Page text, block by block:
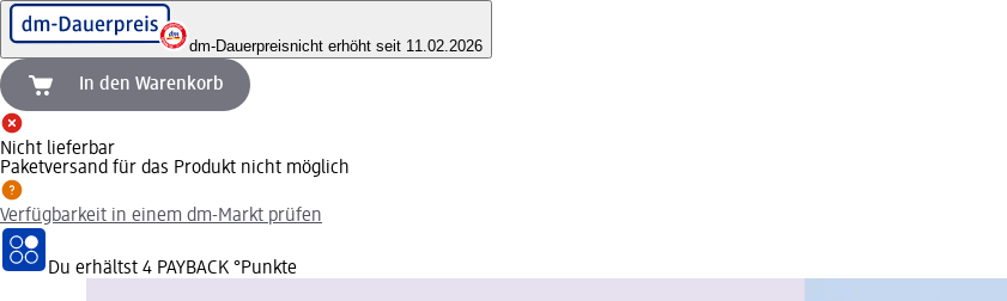
dm-Dauerpreisnicht erhöht seit 11.02.2026
In den Warenkorb
Nicht lieferbar
Paketversand für das Produkt nicht möglich
Verfügbarkeit in einem dm-Markt prüfen
Du erhältst 4 PAYBACK °Punkte